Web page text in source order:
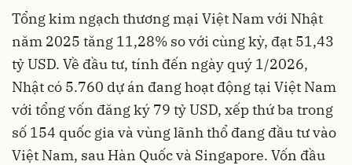
Tổng kim ngạch thương mại Việt Nam với Nhật
năm 2025 tăng 11,28% so với cùng kỳ, đạt 51,43
tỷ USD. Về đầu tư, tính đến ngày quý 1/2026,
Nhật có 5.760 dự án đang hoạt động tại Việt Nam
với tổng vốn đăng ký 79 tỷ USD, xếp thứ ba trong
số 154 quốc gia và vùng lãnh thổ đang đầu tư vào
Việt Nam, sau Hàn Quốc và Singapore. Vốn đầu